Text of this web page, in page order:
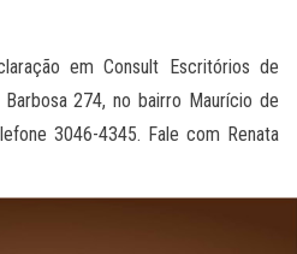
em Consult Escritórios de
Barbosa 274, no bairro Maurício de
3046-4345. Fale com Renata